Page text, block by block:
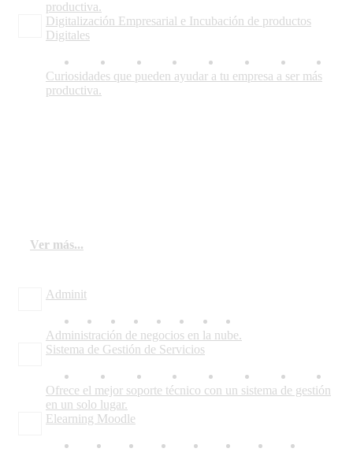
productiva.
Digitalización Empresarial e Incubación de productos
Digitales
Curiosidades que pueden ayudar a tu empresa a ser más
productiva.
Ver más...
Adminit
Administración de negocios en la nube.
Sistema de Gestión de Servicios
Ofrece el mejor soporte técnico con un sistema de gestión
en un solo lugar.
Elearning Moodle